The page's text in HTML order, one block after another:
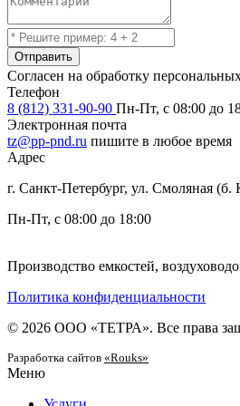
Отправить
Согласен на обработку
Телефон
8 (812) 331-90-90 Пн-Пт, с 08:00 до
Электронная почта
tz@pp-pnd.ru пишите в любое время
Адрес
г. Санкт-Петербург, ул. Смоляная
Пн-Пт, с 08:00 до 18:00
Производство емкостей,
Политика конфиденциальности
© 2026 ООО «ТЕТРА». Все права
Разработка сайтов «Rouks»
Меню